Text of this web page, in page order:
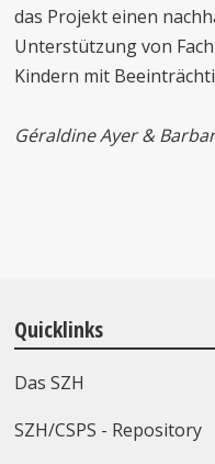
das Projekt einen
Unterstützung von
Kindern mit
Géraldine Ayer &
Quicklinks
Das SZH
SZH/CSPS - Repository